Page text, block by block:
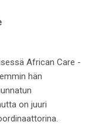
African Care -
hän
on juuri